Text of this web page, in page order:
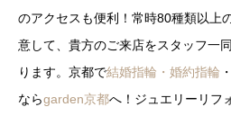
のアクセスも便利！常時80種類以上
意して、貴方のご来店をスタッフ一
ります。京都で結婚指輪・婚約指輪
ならgarden京都へ！ジュエリーリフ